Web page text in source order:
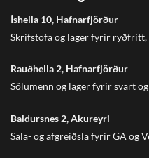
Íshella 10, Hafnarfjörður
Skrifstofa og lager fyrir ryðfrítt,
Rauðhella 2, Hafnarfjörður
Sölumenn og lager fyrir svart
Baldursnes 2, Akureyri
Sala- og afgreiðsla fyrir GA og